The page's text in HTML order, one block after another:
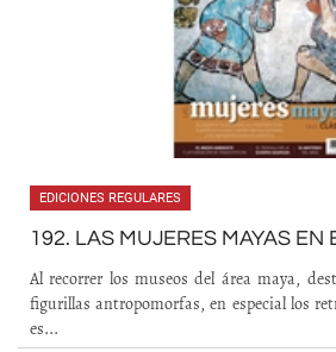
EDICIONES REGULARES
192. LAS MUJERES MAYAS EN
Al recorrer los museos del área maya,
figurillas antropomorfas, en especial los
es...